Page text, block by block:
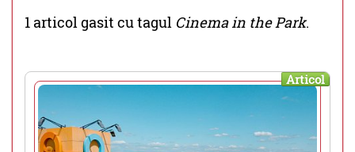
1 articol gasit cu tagul Cinema in the Park.
Articol